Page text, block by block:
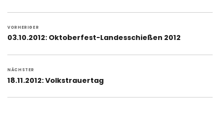
Beitragsnavigation
VORHERIGER
Vorheriger
03.10.2012: Oktoberfest-Landesschießen 2012
NÄCHSTER
Nächster
18.11.2012: Volkstrauertag